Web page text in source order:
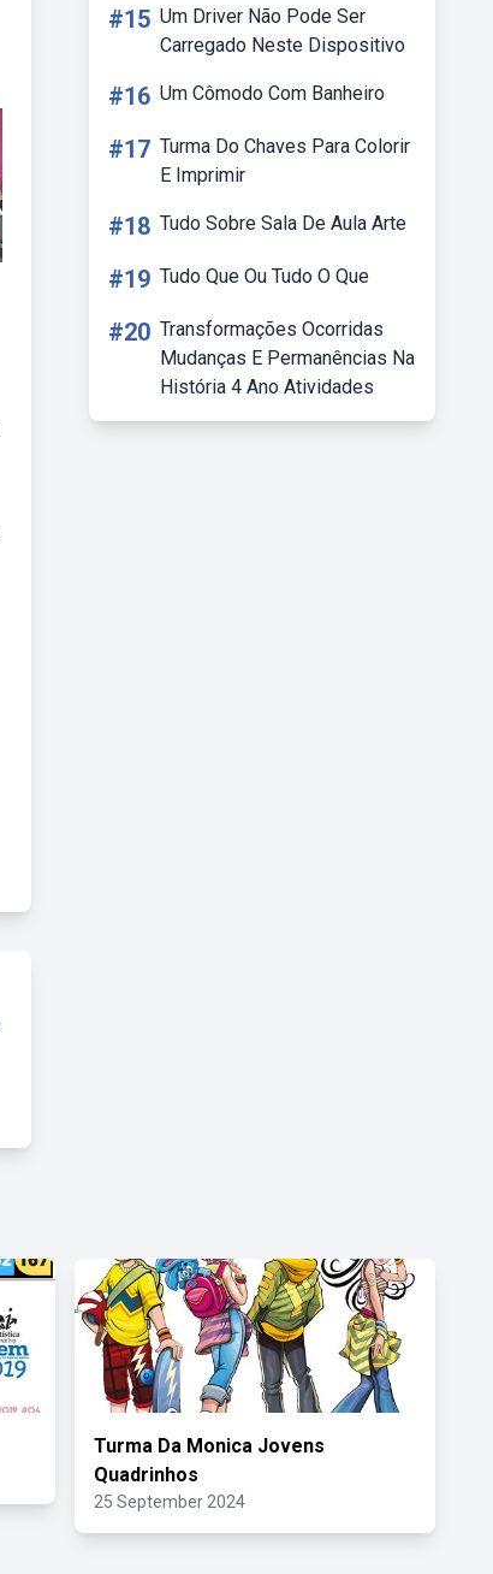
#15 Um Driver Não Pode Ser
Carregado Neste Dispositivo
#16 Um Cômodo Com Banheiro
#17 Turma Do Chaves Para Colorir
E Imprimir
#18 Tudo Sobre Sala De Aula Arte
#19 Tudo Que Ou Tudo O Que
#20 Transformações Ocorridas
Mudanças E Permanências Na
História 4 Ano Atividades
Turma Da Monica Jovens
Quadrinhos
25 September 2024